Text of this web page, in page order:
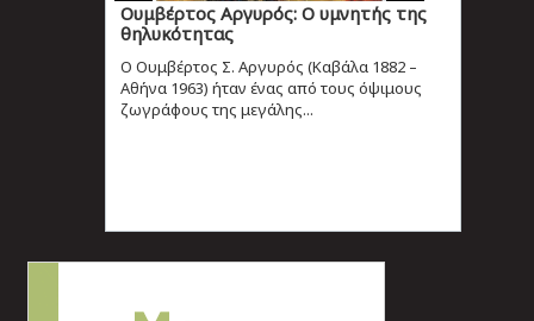
Ουμβέρτος Αργυρός: Ο υμνητής της
θηλυκότητας
Ο Ουμβέρτος Σ. Αργυρός (Καβάλα 1882 –
Αθήνα 1963) ήταν ένας από τους όψιμους
ζωγράφους της μεγάλης...